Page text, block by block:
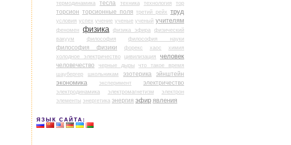
термодинамика тесла техника технология тор
торсион торсионные поля третий рейх труд
условия успех учение ученые ученый учителям
феномен физика физика эфира
физический
вакуум
философия философия науки
философия физики форекс хаос
химия
холодное электричество
цивилизация человек
человечество черные дыры
что такое время
шаубергер
школьникам эзотерика
эйнштейн
экономика
эксперимент электричество
электродинамика электромагнетизм
электрон
элементы энергетика энергия эфир явления
ЯЗЫК САЙТА: